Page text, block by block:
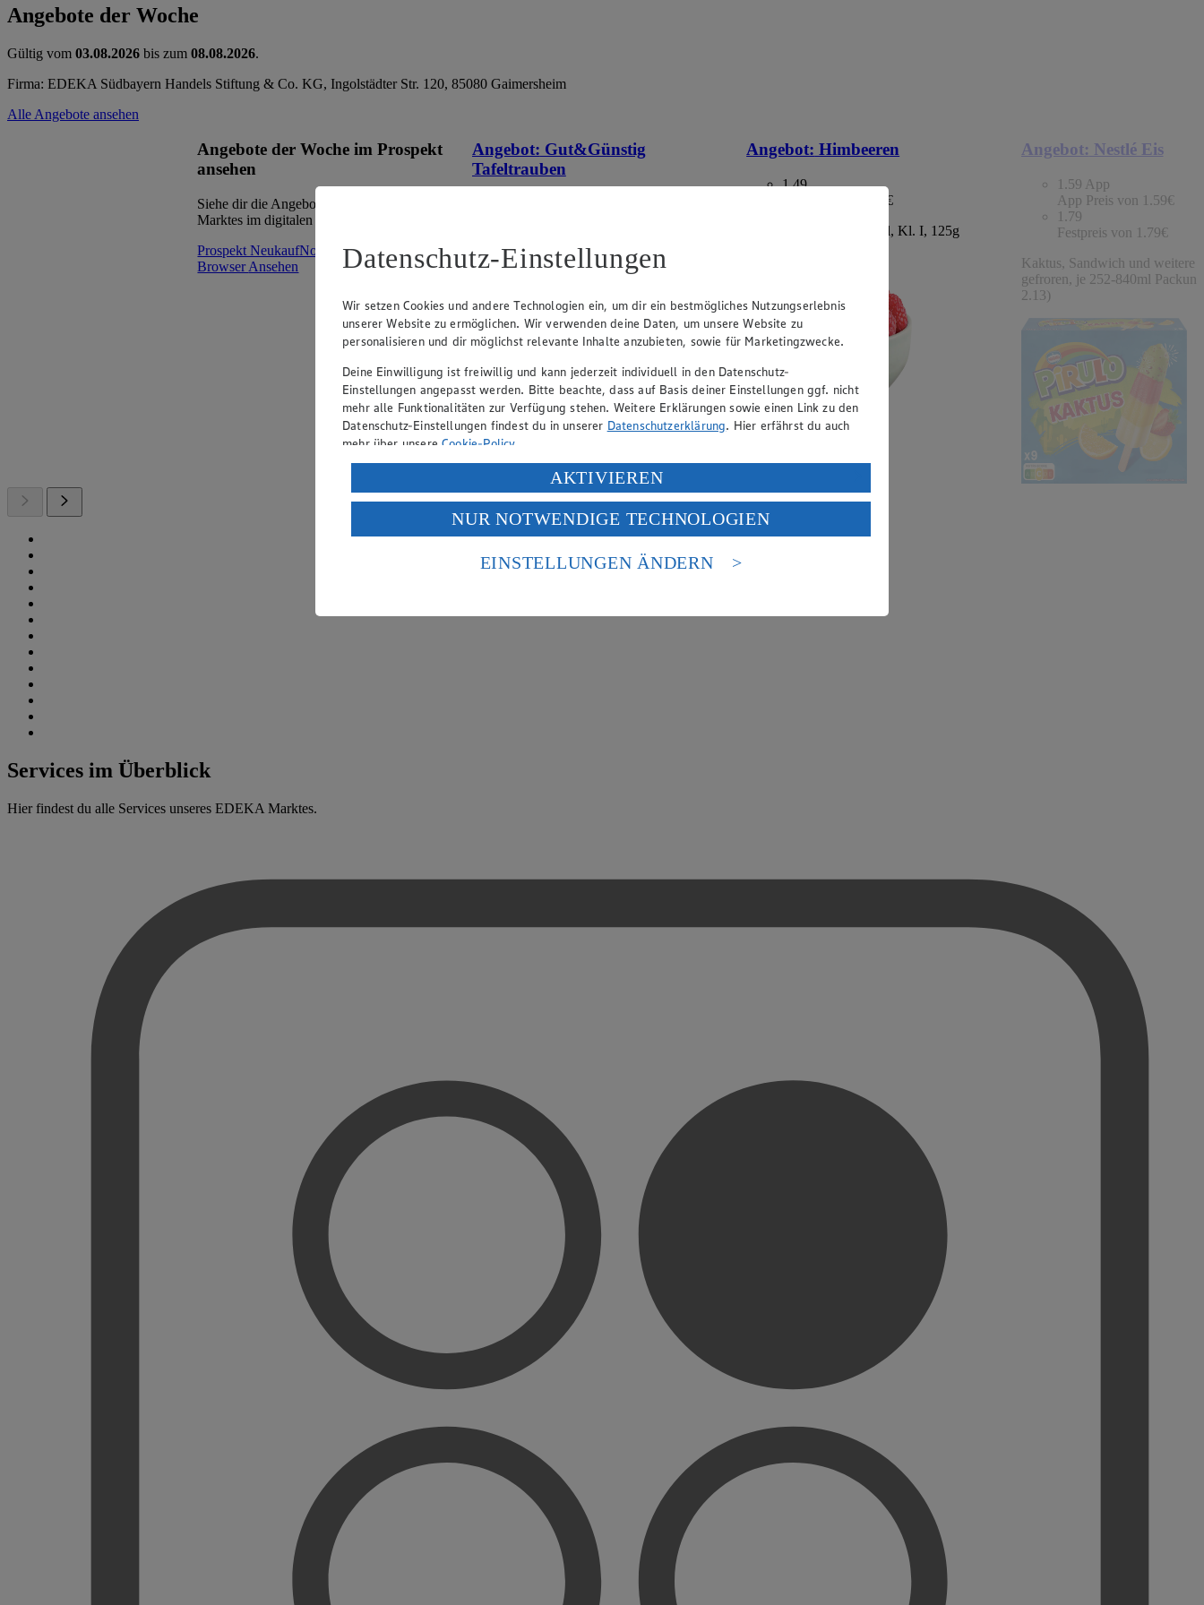
Angebote der Woche
Gültig vom 03.08.2026 bis zum 08.08.2026.
Firma: EDEKA Südbayern Handels Stiftung & Co. KG, Ingolstädter Str. 120, 85080 Gaimersheim
Alle Angebote ansehen
Angebote der Woche im Prospekt
ansehen
Siehe dir die Angebote der Woche deines
Marktes im digitalen Blätterkatalog an.
Prospekt NeukaufNord_mNF_mW im
BrowserAnsehen
Angebot: Gut&Günstig
Tafeltrauben
hell, kernlos, aus Italien/Spanien, Kl. I, 500g
Packung, (1kg=2.98)
Angebot: Himbeeren
1.49
Festpreis von 1.49€
aus Deutschland/Portugal, Kl. I, 125g
Angebot: Nestlé Eis
1.59 App
App Preis von 1.59€
1.79
Festpreis von 1.79€
Kaktus, Sandwich und weitere
gefroren, je 252-840ml
2.13)
Services im Überblick
Hier findest du alle Services unseres EDEKA Marktes.
Datenschutz-Einstellungen
Wir setzen Cookies und andere Technologien ein, um dir ein bestmögliches Nutzungserlebnis
unserer Website zu ermöglichen. Wir verwenden deine Daten, um unsere Website zu
personalisieren und dir möglichst relevante Inhalte anzubieten, sowie für Marketingzwecke.
Deine Einwilligung ist freiwillig und kann jederzeit individuell in den Datenschutz-
Einstellungen angepasst werden. Bitte beachte, dass auf Basis deiner Einstellungen ggf. nicht
mehr alle Funktionalitäten zur Verfügung stehen. Weitere Erklärungen sowie einen Link zu den
Datenschutz-Einstellungen findest du in unserer Datenschutzerklärung. Hier erfährst du auch
mehr über unsereCookie-Policy.
Verarbeitung deiner personenbezogenen Daten in den USA durch Facebook und YouTube:
Wenn du auf „Aktivieren“ klickst, willigst du im Sinne des Art. 49 Abs. 1 Satz 1 lit. a) DSGVO
ein, dass deine Daten in den USA verarbeitet werden. Der EuGH sieht die USA als Land mit
einem nach europäischen Standards nicht angemessenen Datenschutzniveau an. Es besteht das
Risiko eines Zugriffs durch US-amerikanische Behörden.
AKTIVIEREN
NUR NOTWENDIGE TECHNOLOGIEN
EINSTELLUNGEN ÄNDERN